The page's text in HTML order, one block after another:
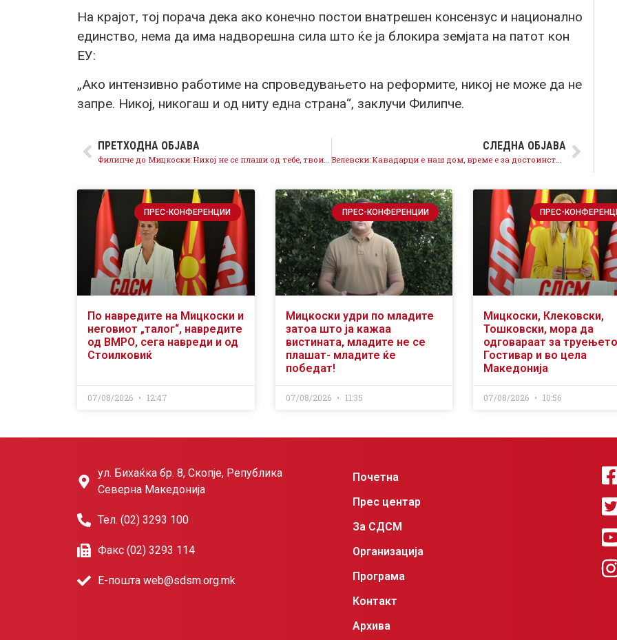
На крајот, тој порача дека ако конечно постои внатрешен консензус и национално
единство, нема да има надворешна сила што ќе ја блокира земјата на патот кон
ЕУ:
„Ако интензивно работиме на спроведувањето на реформите, никој не може да не
запре. Никој, никогаш и од ниту една страна“, заклучи Филипче.
ПРЕТХОДНА ОБЈАВА СЛЕДНА ОБЈАВА
ПРЕС-КОНФЕРЕНЦИИ
По навредите на Мицкоски и
неговиот „талог“, навредите
од ВМРО, сега навреди и од
Стоилковиќ
07/08/2026 12:47
ПРЕС-КОНФЕРЕНЦИИ
Мицкоски удри по младите
затоа што ја кажаа
вистината, младите не се
плашат- младите ќе
победат!
07/08/2026 11:35
ПРЕС-
Мицкоски, Клековски,
Тошковски, мора да
одговараат за
Гостивар и во цела
Македонија
07/08/2026 10:56
ул. Бихаќка бр. 8, Скопје, Република
Северна Македонија
Тел. (02) 3293 100
Факс (02) 3293 114
Е-пошта web@sdsm.org.mk
Почетна
Прес центар
За СДСМ
Организација
Програма
Контакт
Архива